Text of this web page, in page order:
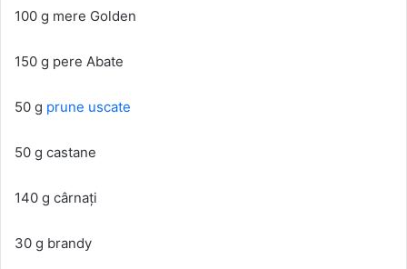
100 g mere Golden
150 g pere Abate
50 g prune uscate
50 g castane
140 g cârnați
30 g brandy